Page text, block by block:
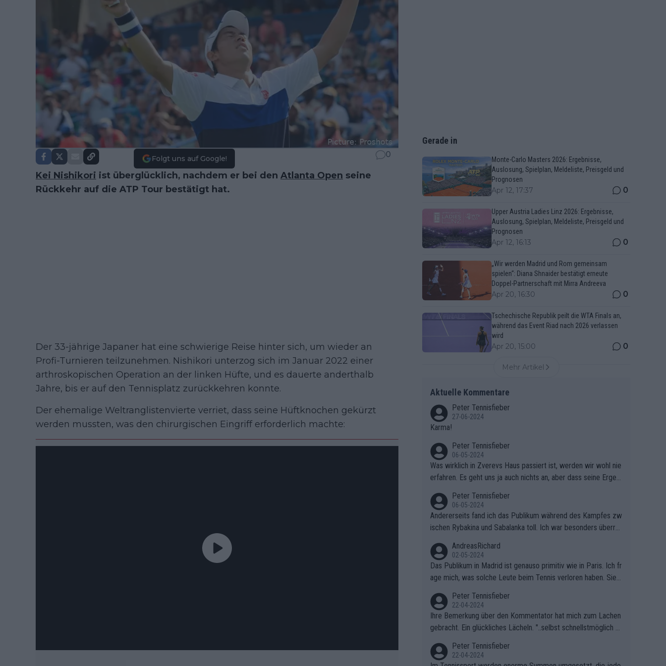
Folgt uns auf Google! 0
Kei Nishikori ist überglücklich, nachdem er bei den Atlanta Open seine
Rückkehr auf die ATP Tour bestätigt hat.
Der 33-jährige Japaner hat eine schwierige Reise hinter sich, um wieder an
Profi-Turnieren teilzunehmen. Nishikori unterzog sich im Januar 2022 einer
arthroskopischen Operation an der linken Hüfte, und es dauerte anderthalb
Jahre, bis er auf den Tennisplatz zurückkehren konnte.
Der ehemalige Weltranglistenvierte verriet, dass seine Hüftknochen gekürzt
werden mussten, was den chirurgischen Eingriff erforderlich machte:
Gerade in
Monte-Carlo Masters 2026: Ergebnisse,
Auslosung, Spielplan, Meldeliste, Preisgeld und
Prognosen
Apr 12, 17:37 0
Upper Austria Ladies Linz 2026: Ergebnisse,
Auslosung, Spielplan, Meldeliste, Preisgeld und
Prognosen
Apr 12, 16:13 0
„Wir werden Madrid und Rom gemeinsam
spielen“: Diana Shnaider bestätigt erneute
Doppel-Partnerschaft mit Mirra Andreeva
Apr 20, 16:30 0
Tschechische Republik peilt die WTA Finals an,
während das Event Riad nach 2026 verlassen
wird
Apr 20, 15:00 0
Mehr Artikel
Aktuelle Kommentare
Peter Tennisfieber
27-06-2024
Karma!
Peter Tennisfieber
06-05-2024
Was wirklich in Zverevs Haus passiert ist, werden wir wohl nie
erfahren. Es geht uns ja auch nichts an, aber dass seine Ergeb
Peter Tennisfieber
06-05-2024
Andererseits fand ich das Publikum während des Kampfes zw
ischen Rybakina und Sabalanka toll. Ich war besonders überras
AndreasRichard
02-05-2024
Das Publikum in Madrid ist genauso primitiv wie in Paris. Ich fr
age mich, was solche Leute beim Tennis verloren haben. Sie s
ben.
Peter Tennisfieber
22-04-2024
Ihre Bemerkung über den Kommentator hat mich zum Lachen
gebracht. Ein glückliches Lächeln. "..selbst schnellstmöglich na
Peter Tennisfieber
22-04-2024